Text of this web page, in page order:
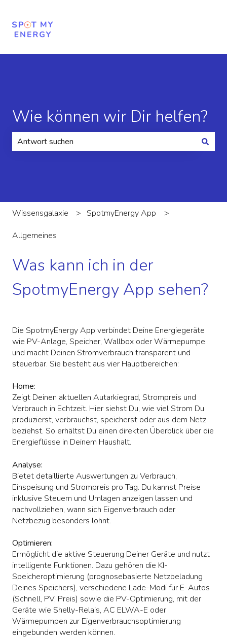
Wie können wir Dir helfen?
Wissensgalaxie SpotmyEnergy App
Allgemeines
Was kann ich in der
SpotmyEnergy App sehen?
Die SpotmyEnergy App verbindet Deine Energiegeräte
wie PV-Anlage, Speicher, Wallbox oder Wärmepumpe
und macht Deinen Stromverbrauch transparent und
steuerbar. Sie besteht aus vier Hauptbereichen:
Home:
Zeigt Deinen aktuellen Autarkiegrad, Strompreis und
Verbrauch in Echtzeit. Hier siehst Du, wie viel Strom Du
produzierst, verbrauchst, speicherst oder aus dem Netz
beziehst. So erhältst Du einen direkten Überblick über die
Energieflüsse in Deinem Haushalt.
Analyse:
Bietet detaillierte Auswertungen zu Verbrauch,
Einspeisung und Strompreis pro Tag. Du kannst Preise
inklusive Steuern und Umlagen anzeigen lassen und
nachvollziehen, wann sich Eigenverbrauch oder
Netzbezug besonders lohnt.
Optimieren:
Ermöglicht die aktive Steuerung Deiner Geräte und nutzt
intelligente Funktionen. Dazu gehören die KI-
Speicheroptimierung (prognosebasierte Netzbeladung
Deines Speichers), verschiedene Lade-Modi für E-Autos
(Schnell, PV, Preis) sowie die PV-Optimierung, mit der
Geräte wie Shelly-Relais, AC ELWA-E oder
Wärmepumpen zur Eigenverbrauchsoptimierung
eingebunden werden können.